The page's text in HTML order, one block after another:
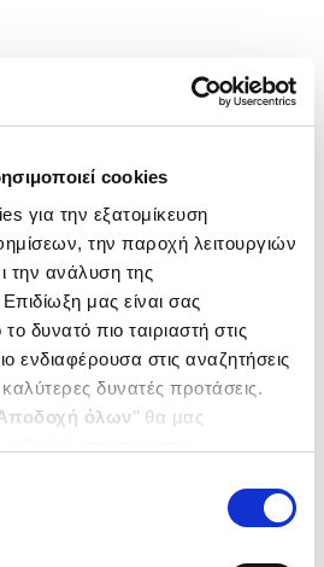
cookies
για την εξατομίκευση
την παροχή λειτουργιών
την ανάλυση της
μας είναι σας
δυνατό πιο ταιριαστή στις
ενδιαφέρουσα στις αναζητήσεις
δυνατές προτάσεις.
όλων’’ θα μας
από τα παρακάτω με την
΄΄και να ενημερωθείτε σχετικά με